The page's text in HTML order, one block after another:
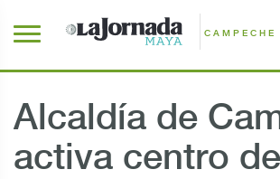
CAMPECHE
Alcaldía de
activa centro de